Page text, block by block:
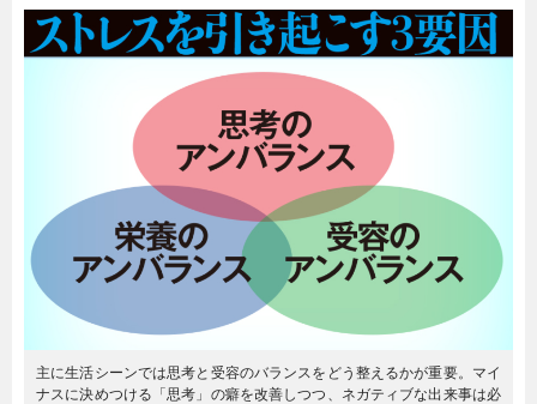
主に生活シーンでは思考と受容のバランスをどう整えるかが重要。マイ
ナスに決めつける「思考」の癖を改善しつつ、ネガティブな出来事は必